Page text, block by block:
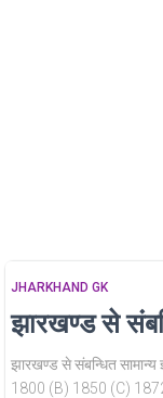
JHARKHAND GK
झारखण्ड से
झारखण्ड से संबन्धित सामान्य
1800 (B) 1850 (C)